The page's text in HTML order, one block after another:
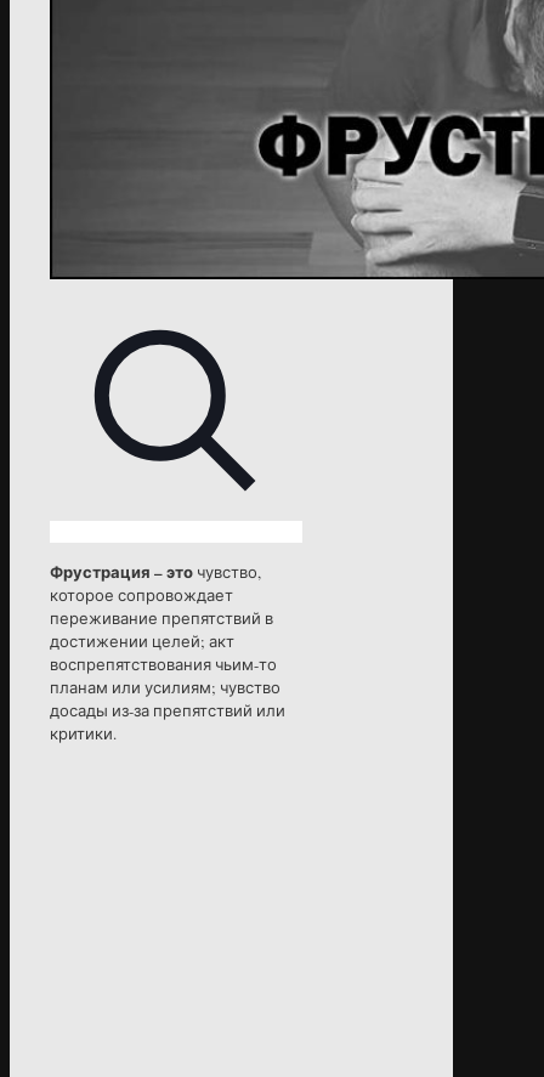
Фрустрация – это чувство,
которое сопровождает
переживание препятствий в
достижении целей; акт
воспрепятствования чьим-то
планам или усилиям; чувство
досады из-за препятствий или
критики.